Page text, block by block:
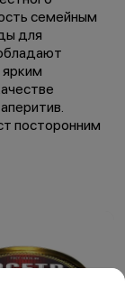
семейным
для
посторонним